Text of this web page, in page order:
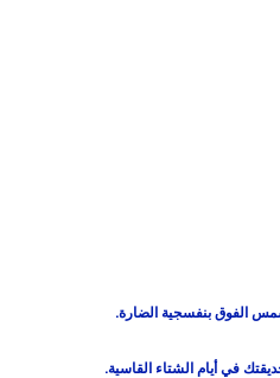
الفوق بنفسجية الضارة.
في أيام الشتاء القاسية.